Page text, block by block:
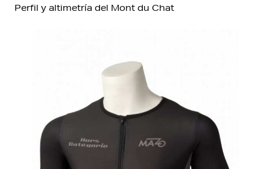
Perfil y altimetría del Mont du Chat